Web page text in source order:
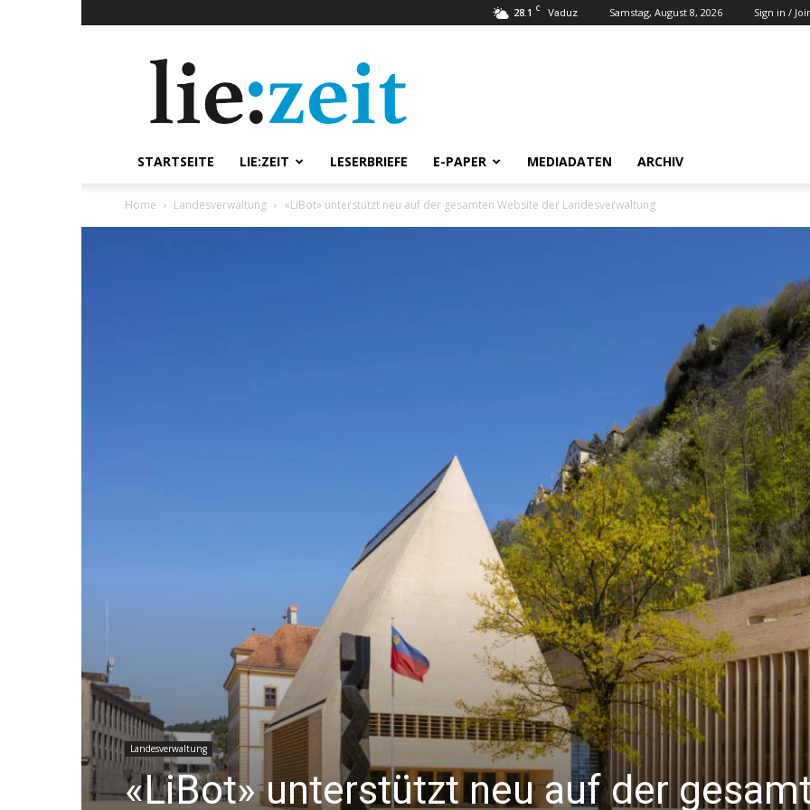
28.1 C Vaduz Samstag, August 8, 2026 Sign in /
STARTSEITE LIE:ZEIT LESERBRIEFE E-PAPER MEDIADATEN ARCHIV
Home Landesverwaltung «LiBot» unterstützt neu auf der gesamten Website der Landesverwaltung
Landesverwaltung
«LiBot» unterstützt neu auf der